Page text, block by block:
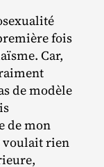
fois
Car,
de modèle
de mon
voulait rien